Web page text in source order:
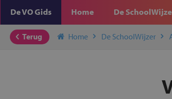
De VO Gids Home De
Terug Home De SchoolWijzer